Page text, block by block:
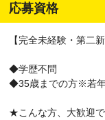
応募資格
【完全未経験・第二
◆学歴不問
◆35歳までの方※若年
★こんな方、大歓迎で